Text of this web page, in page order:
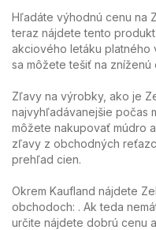
Hľadáte výhodnú cenu na
teraz nájdete tento
akciového letáku platného
sa môžete tešiť na
Zľavy na výrobky, ako je
najvyhľadávanejšie počas
môžete nakupovať múdro
zľavy z obchodných
prehľad cien.
Okrem Kaufland nájdete
obchodoch: . Ak teda
určite nájdete dobrú cenu